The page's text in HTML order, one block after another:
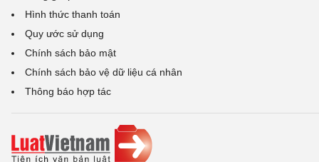
Hình thức thanh toán
Quy ước sử dụng
Chính sách bảo mật
Chính sách bảo vệ dữ liệu cá nhân
Thông báo hợp tác